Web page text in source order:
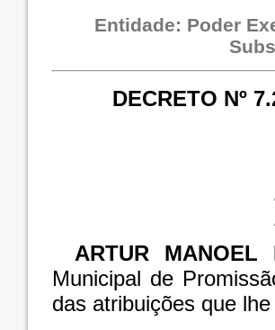
Entidade: Poder
DECRETO Nº
ARTUR MANOEL
Municipal de
das atribuições que